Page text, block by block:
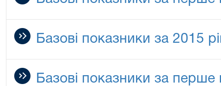
Базові показники за 2015
Базові показники за перше